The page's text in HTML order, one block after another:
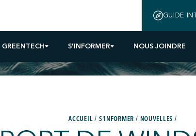
GREENTECH S'INFORMER NOUS JOINDRE
GUIDE
ACCUEIL S'INFORMER NOUVELLES